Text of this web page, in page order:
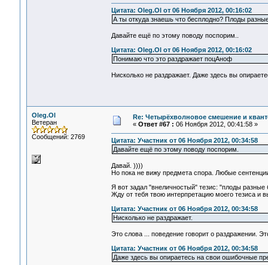
Цитата: Oleg.Ol от 06 Ноября 2012, 00:16:02
А ты откуда знаешь что бесплодно? Плоды
Давайте ещё по этому поводу поспорим..
Цитата: Oleg.Ol от 06 Ноября 2012, 00:16:02
Понимаю что это раздражает поцАноф
Нисколько не раздражает. Даже здесь вы
Oleg.Ol
Ветеран
Сообщений: 2769
Re: Четырёхволновое смешение и
« Ответ #67 : 06 Ноября 2012, 00:41:58 »
Цитата: Участник от 06 Ноября 2012, 00:34:58
Давайте ещё по этому поводу поспорим.
Давай. ))))
Но пока не вижу предмета спора. Любые
Я вот задал "внеличностый" тезис: "плоды разные
Жду от тебя твою интерпретацию моего тезиса и
Цитата: Участник от 06 Ноября 2012, 00:34:58
Нисколько не раздражает.
Это слова ... поведение говорит о раздражении.
Цитата: Участник от 06 Ноября 2012, 00:34:58
Даже здесь вы опираетесь на свои ошибочные